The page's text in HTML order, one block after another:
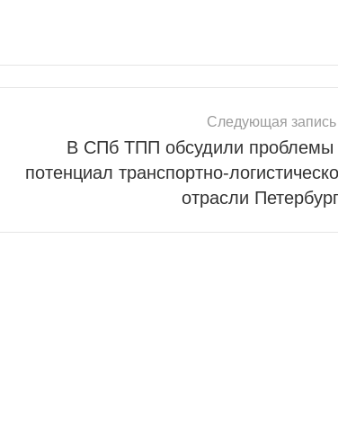
Следующая запись
В СПб ТПП обсудили проблемы
потенциал транспортно-
отрасли